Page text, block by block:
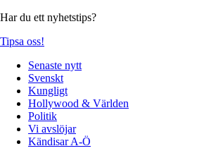
Har du ett nyhetstips?
Tipsa oss!
Senaste nytt
Svenskt
Kungligt
Hollywood & Världen
Politik
Vi avslöjar
Kändisar A-Ö